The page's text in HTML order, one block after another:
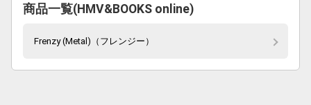
商品一覧(HMV&BOOKS online)
Frenzy (Metal)（フレンジー）